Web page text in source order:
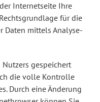
Internetseite Ihre
für die
Daten mittels Analyse-
Nutzers gespeichert
die volle Kontrolle
Durch eine Änderung